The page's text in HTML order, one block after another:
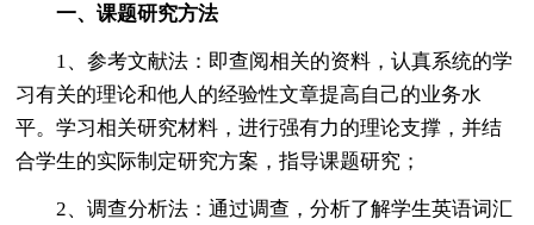
一、课题研究方法
1、参考文献法：即查阅相关的资料，认真系统的学
习有关的理论和他人的经验性文章提高自己的业务水
平。学习相关研究材料，进行强有力的理论支撑，并结
合学生的实际制定研究方案，指导课题研究；
2、调查分析法：通过调查，分析了解学生英语词汇